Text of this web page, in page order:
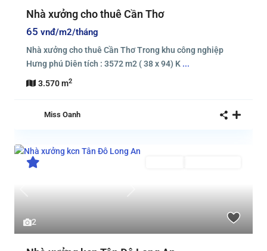
Nhà xưởng cho thuê Cần Thơ
65 vnđ/m2/tháng
Nhà xưởng cho thuê Cần Thơ Trong khu công nghiệp
Hưng phú Diên tích : 3572 m2 ( 38 x 94) K ...
3.570 m2
Miss Oanh
2
Previous Next